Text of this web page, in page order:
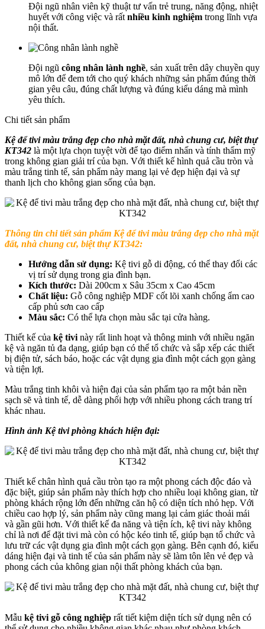
Đội ngũ nhân viên kỹ thuật tư vấn trẻ trung, năng động, nhiệt
huyết với công việc và rất nhiều kinh nghiệm trong lĩnh vựa
nội thất.
Đội ngũ công nhân lành nghề, sản xuất trên dây chuyền quy
mô lớn để đem tới cho quý khách những sản phẩm đúng thời
gian yêu câu, đúng chất lượng và đúng kiểu dáng mà mình
yêu thích.
Chi tiết sản phẩm
Kệ để tivi màu trắng đẹp cho nhà mặt đất, nhà chung cư, biệt thự
KT342 là một lựa chọn tuyệt vời để tạo điểm nhấn và tính thẩm mỹ
trong không gian giải trí của bạn. Với thiết kế hình quả cầu tròn và
màu trắng tinh tế, sản phẩm này mang lại vẻ đẹp hiện đại và sự
thanh lịch cho không gian sống của bạn.
Thông tin chi tiết sản phẩm Kệ để tivi màu trắng đẹp cho nhà mặt
đất, nhà chung cư, biệt thự KT342:
Hướng dẫn sử dụng: Kệ tivi gỗ di động, có thể thay đổi các
vị trí sử dụng trong gia đình bạn.
Kích thước: Dài 200cm x Sâu 35cm x Cao 45cm
Chất liệu: Gỗ công nghiệp MDF cốt lõi xanh chống ẩm cao
cấp phủ sơn cao cấp
Màu sắc: Có thể lựa chọn màu sắc tại cửa hàng.
Thiết kế của kệ tivi này rất linh hoạt và thông minh với nhiều ngăn
kệ và ngăn tủ đa dạng, giúp bạn có thể tổ chức và sắp xếp các thiết
bị điện tử, sách báo, hoặc các vật dụng gia đình một cách gọn gàng
và tiện lợi.
Màu trắng tinh khôi và hiện đại của sản phẩm tạo ra một bản nền
sạch sẽ và tinh tế, dễ dàng phối hợp với nhiều phong cách trang trí
khác nhau.
Hình ảnh Kệ tivi phòng khách hiện đại:
Thiết kế chân hình quả cầu tròn tạo ra một phong cách độc đáo và
đặc biệt, giúp sản phẩm này thích hợp cho nhiều loại không gian, từ
phòng khách rộng lớn đến những căn hộ có diện tích nhỏ hẹp. Với
chiều cao hợp lý, sản phẩm này cũng mang lại cảm giác thoải mái
và gần gũi hơn. Với thiết kế đa năng và tiện ích, kệ tivi này không
chỉ là nơi để đặt tivi mà còn có hộc kéo tinh tế, giúp bạn tổ chức và
lưu trữ các vật dụng gia đình một cách gọn gàng. Bên cạnh đó, kiểu
dáng hiện đại và tinh tế của sản phẩm này sẽ làm tôn lên vẻ đẹp và
phong cách của không gian nội thất phòng khách của bạn.
Mẫu kệ tivi gỗ công nghiệp rất tiết kiệm diện tích sử dụng nên có